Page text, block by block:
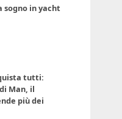
in yacht
tutti:
Man, il
più dei